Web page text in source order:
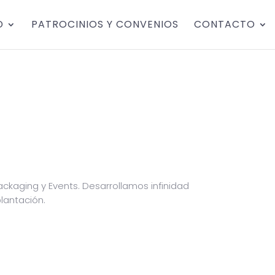
PATROCINIOS Y CONVENIOS CONTACTO
y Events. Desarrollamos infinidad